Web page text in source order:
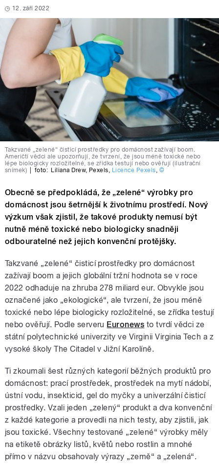
12. září 2022
Takzvané „zelené“ čisticí prostředky pro domácnost zažívají boom.
Američtí vědci ale upozorňují, že tvrzení, že jsou méně toxické nebo
lépe biologicky rozložitelné, se zřídka testují nebo ověřují (ilustrační
snímek)
foto: Liliana Drew, Pexels, Licence Pexels, ©
Obecně se předpokládá, že „zelené“ výrobky pro
domácnost jsou šetrnější k životnímu prostředí. Nový
výzkum však zjistil, že takové produkty nemusí být
nutně méně toxické nebo biologicky snadněji
odbouratelné než jejich konvenční protějšky.
Takzvané „zelené“ čisticí prostředky pro domácnost
zažívají boom a jejich globální tržní hodnota se v roce
2022 odhaduje na zhruba 278 miliard eur. Obvykle jsou
označené jako „ekologické“, ale tvrzení, že jsou méně
toxické nebo lépe biologicky rozložitelné, se zřídka testují
nebo ověřují. Podle serveru Euronews to tvrdí vědci ze
státní polytechnické univerzity ve Virginii Virginia Tech a z
vysoké školy The Citadel v Jižní Karolíně.
Ti zkoumali šest různých kategorií běžných produktů pro
domácnost: prací prostředek, prostředek na mytí nádobí,
ústní vodu, insekticid, gel do myčky a univerzální čisticí
prostředky. Vzali jeden „zelený“ produkt a dva konvenční
z každé kategorie a provedli na nich testy, aby zjistili, jak
jsou toxické. Všechny testované „zelené“ výrobky měly
na etiketě obrázky listů, květů nebo rostlin a mnohé
přímo v názvu obsahovaly výrazy „země“ a „zelená“.